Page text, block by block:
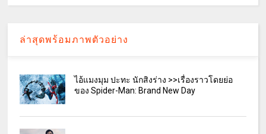
ล่าสุดพร้อมภาพตัวอย่าง
ไอ้แมงมุม ปะทะ นักสิงร่าง >>เรื่องราวโดยย่อ
ของ Spider-Man: Brand New Day